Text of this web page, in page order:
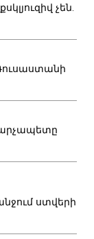
չեն.
ստվերի